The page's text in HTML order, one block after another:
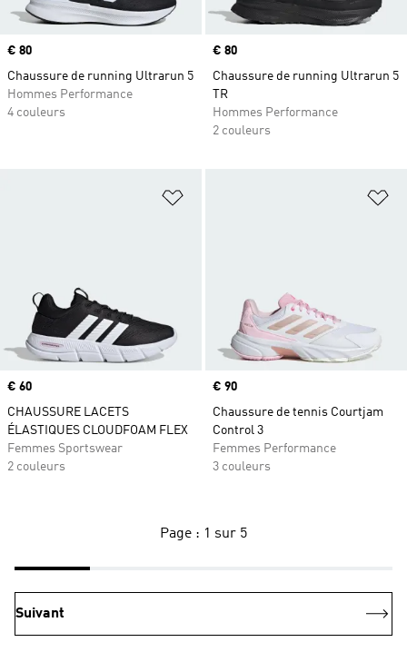
Prix
€ 80
Chaussure de running Ultrarun 5
Hommes Performance
4 couleurs
Prix
€ 80
Chaussure de running Ultrarun 5
TR
Hommes Performance
2 couleurs
Ajouter à la Liste de produits
Prix
€ 60
CHAUSSURE LACETS
ÉLASTIQUES CLOUDFOAM FLEX
Femmes Sportswear
2 couleurs
Prix
€ 90
Chaussure de tennis Courtjam
Control 3
Femmes Performance
3 couleurs
Page : 1 sur 5
Suivant